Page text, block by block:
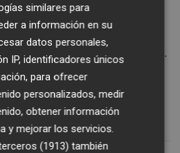
del Eldense será ante
Pepico Amat en un
por la permanencia.
llegará a Elda tras
Belmonte al Tenerife
descenso.
similares para
a información en su
datos personales,
IP, identificadores únicos
para ofrecer
personalizados, medir
obtener información
y mejorar los servicios.
(1913) también